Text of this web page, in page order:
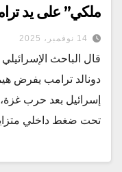
ملكي” على يد
14 نوفمبر، 2025
قال الباحث
دونالد ترامب يفرض
إسرائيل بعد حرب غزة،
تحت ضغط داخلي